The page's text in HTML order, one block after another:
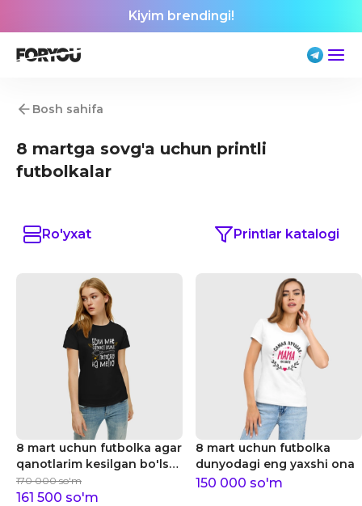
Kiyim brendingi!
Bosh sahifa
8 martga sovg'a uchun printli
futbolkalar
Ro'yxat Printlar katalogi
8 mart uchun futbolka agar
qanotlarim kesilgan bo'lsa,
men supurgi ustiga
o'tiraman
170 000 so'm
161 500 so'm
8 mart uchun futbolka
dunyodagi eng yaxshi ona
150 000 so'm